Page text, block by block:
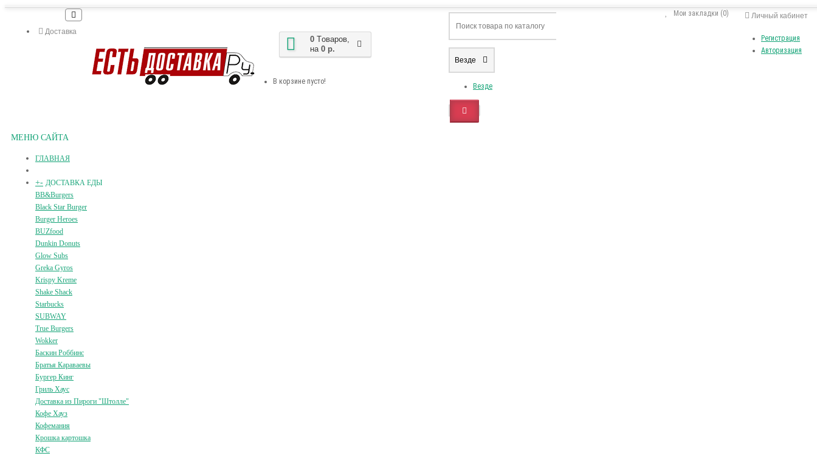
Доставка
Личный кабинет
Регистрация
Авторизация
Мои закладки (0)
0 Tоваров,
на 0 р.
В корзине пусто!
Везде
Везде
МЕНЮ САЙТА
ГЛАВНАЯ
+- ДОСТАВКА ЕДЫ
BB&Burgers
Black Star Burger
Burger Heroes
BUZfood
Dunkin Donuts
Glow Subs
Greka Gyros
Krispy Kreme
Shake Shack
Starbucks
SUBWAY
True Burgers
Wokker
Баскин Роббинс
Братья Караваевы
Бургер Кинг
Гриль Хаус
Доставка из Пироги "Штолле"
Кофе Хауз
Кофемания
Крошка картошка
КФС